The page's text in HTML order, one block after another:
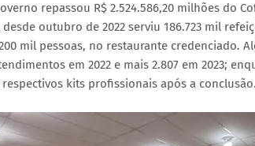
repassou R$ 2.524.586,20 milhões do
outubro de 2022 serviu 186.723 mil
mil pessoas, no restaurante credenciado.
em 2022 e mais 2.807 em 2023;
respectivos kits profissionais após a conclusão.